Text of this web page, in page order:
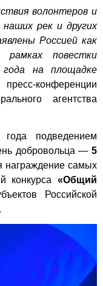
волонтеров и
наших рек и других
Россией как
рамках повестки
года на площадке
конференции
агентства
подведением
добровольца — 5
награждение самых
конкурса «Общий
Российской